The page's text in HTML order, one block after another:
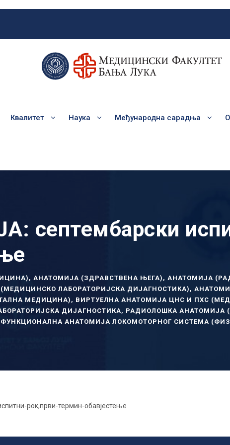
Квалитет Наука Међународна сарадња
септембарски
, АНАТОМИЈА (ЗДРАВСТВЕНА ЊЕГА) , АНАТОМИЈА
ЛАБОРАТОРИЈСКА ДИЈАГНОСТИКА) ,
МЕДИЦИНА) , ВИРТУЕЛНА АНАТОМИЈА ЦНС И ПХС
ДИЈАГНОСТИКА, РАДИОЛОШКА АНАТОМИЈА
ФУНКЦИОНАЛНА АНАТОМИЈА ЛОКОМОТОРНОГ СИСТЕМА
рок,први-термин-обавјестење